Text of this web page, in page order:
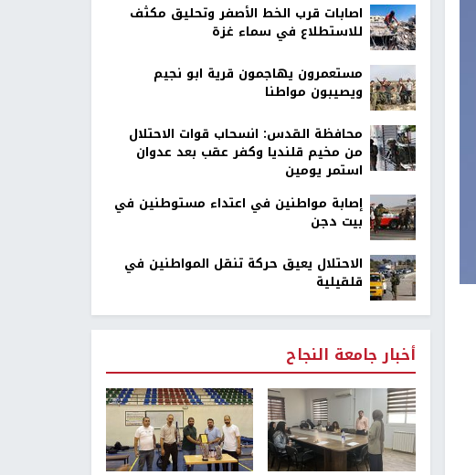
اصابات قرب الخط الأصفر وتحليق مكثف
للاستطلاع في سماء غزة
مستعمرون يهاجمون قرية ابو نجيم
ويصيبون مواطنا
محافظة القدس: انسحاب قوات الاحتلال
من مخيم قلنديا وكفر عقب بعد عدوان
استمر يومين
إصابة مواطنين في اعتداء مستوطنين في
بيت دجن
الاحتلال يعيق حركة تنقل المواطنين في
قلقيلية
أخبار جامعة النجاح